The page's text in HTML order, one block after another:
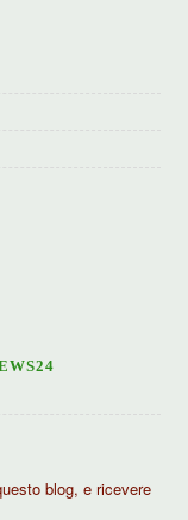
blog, e ricevere